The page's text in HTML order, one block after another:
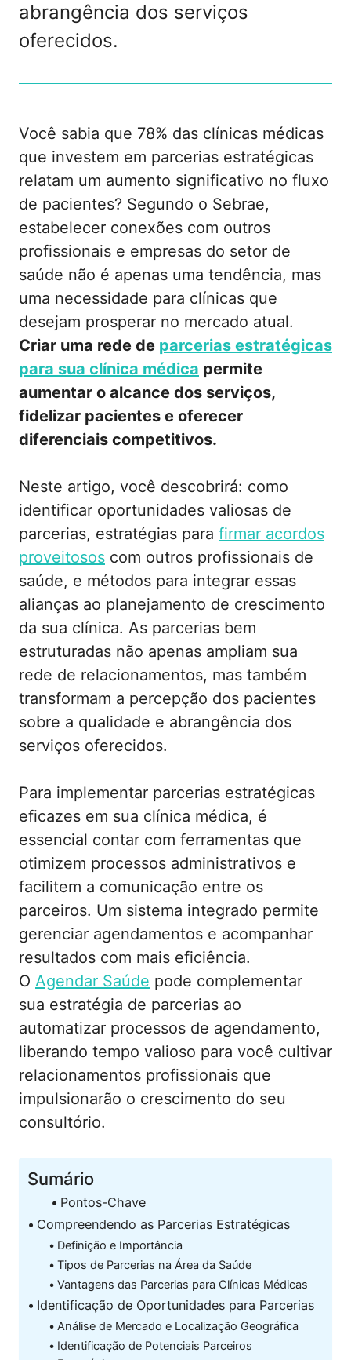
abrangência dos serviços
oferecidos.
Você sabia que 78% das clínicas médicas
que investem em parcerias estratégicas
relatam um aumento significativo no fluxo
de pacientes? Segundo o Sebrae,
estabelecer conexões com outros
profissionais e empresas do setor de
saúde não é apenas uma tendência, mas
uma necessidade para clínicas que
desejam prosperar no mercado atual.
Criar uma rede de parcerias estratégicas
para sua clínica médica permite
aumentar o alcance dos serviços,
fidelizar pacientes e oferecer
diferenciais competitivos.
Neste artigo, você descobrirá: como
identificar oportunidades valiosas de
parcerias, estratégias para firmar acordos
proveitosos com outros profissionais de
saúde, e métodos para integrar essas
alianças ao planejamento de crescimento
da sua clínica. As parcerias bem
estruturadas não apenas ampliam sua
rede de relacionamentos, mas também
transformam a percepção dos pacientes
sobre a qualidade e abrangência dos
serviços oferecidos.
Para implementar parcerias estratégicas
eficazes em sua clínica médica, é
essencial contar com ferramentas que
otimizem processos administrativos e
facilitem a comunicação entre os
parceiros. Um sistema integrado permite
gerenciar agendamentos e acompanhar
resultados com mais eficiência.
O Agendar Saúde pode complementar
sua estratégia de parcerias ao
automatizar processos de agendamento,
liberando tempo valioso para você cultivar
relacionamentos profissionais que
impulsionarão o crescimento do seu
consultório.
Sumário
Pontos-Chave
Compreendendo as Parcerias Estratégicas
Definição e Importância
Tipos de Parcerias na Área da Saúde
Vantagens das Parcerias para Clínicas Médicas
Identificação de Oportunidades para Parcerias
Análise de Mercado e Localização Geográfica
Identificação de Potenciais Parceiros